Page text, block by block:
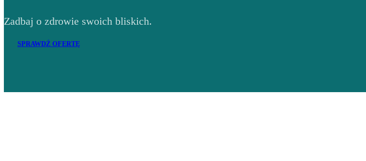
Zadbaj o zdrowie swoich bliskich.
SPRAWDŹ OFERTĘ